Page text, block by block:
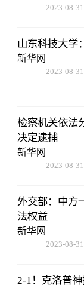
2023-08-31
新华网
2023-08-31
检察机关依法
决定逮捕
新华网
2023-08-31
外交部：中方
法权益
新华网
2023-08-31
2-1！克洛普